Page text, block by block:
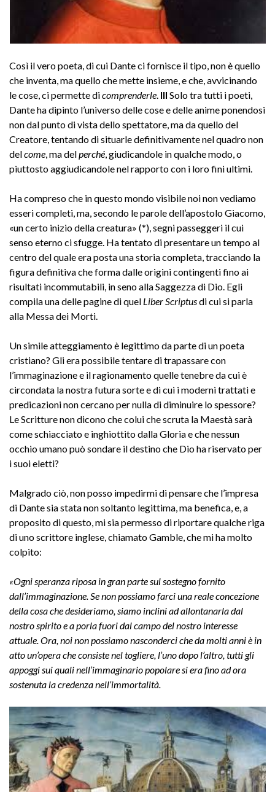
Così il vero poeta, di cui Dante ci fornisce il tipo, non è quello
che inventa, ma quello che mette insieme, e che, avvicinando
le cose, ci permette dicomprenderle III Solo tra tutti i poeti,
Dante ha dipinto l’universo delle cose e delle anime ponendosi
non dal punto di vista dello spettatore, ma da quello del
Creatore, tentando di situarle definitivamente nel quadro non
delcome , ma delperché , giudicandole in qualche modo, o
piuttosto aggiudicandole nel rapporto con i loro fini ultimi.
Ha compreso che in questo mondo visibile noi non vediamo
esseri completi, ma, secondo le parole dell’apostolo Giacomo,
«un certo inizio della creatura» (*) , segni passeggeri il cui
senso eterno ci sfugge. Ha tentato di presentare un tempo al
centro del quale era posta una storia completa, tracciando la
figura definitiva che forma dalle origini contingenti fino ai
risultati incommutabili, in seno alla Saggezza di Dio. Egli
compila una delle pagine di quel Liber Scriptusdi cui si parla
alla Messa dei Morti.
Un simile atteggiamento è legittimo da parte di un poeta
cristiano? Gli era possibile tentare di trapassare con
l’immaginazione e il ragionamento quelle tenebre da cui è
circondata la nostra futura sorte e di cui i moderni trattati e
predicazioni non cercano per nulla di diminuire lo spessore?
Le Scritture non dicono che colui che scruta la Maestà sarà
come schiacciato e inghiottito dalla Gloria e che nessun
occhio umano può sondare il destino che Dio ha riservato per
i suoi eletti?
Malgrado ciò, non posso impedirmi di pensare che l’impresa
di Dante sia stata non soltanto legittima, ma benefica, e, a
proposito di questo, mi sia permesso di riportare qualche riga
di uno scrittore inglese, chiamato Gamble, che mi ha molto
colpito:
«Ogni speranza riposa in gran parte sul sostegno fornito
dall’immaginazione. Se non possiamo farci una reale concezione
della cosa che desideriamo, siamo inclini ad allontanarla dal
nostro spirito e a porla fuori dal campo del nostro interesse
attuale. Ora, noi non possiamo nasconderci che da molti anni è in
atto un’opera che consiste nel togliere, l’uno dopo l’altro, tutti gli
appoggi sui quali nell’immaginario popolare si era fino ad ora
sostenuta la credenza nell’immortalità.